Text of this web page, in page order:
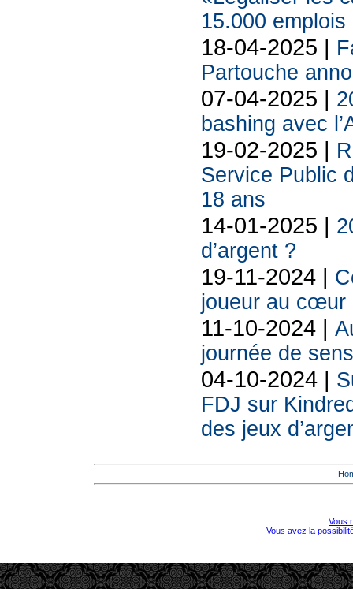
15.000
18-04-2025 |
Partouche
07-04-2025 |
bashing avec
19-02-2025 |
Service Public
18 ans
14-01-2025 |
d’argent ?
19-11-2024 |
joueur au cœur
11-10-2024 |
journée de
04-10-2024 |
FDJ sur
des jeux
Vous
Vous avez la